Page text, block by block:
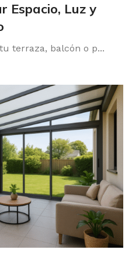
Espacio, Luz y
terraza, balcón o p...